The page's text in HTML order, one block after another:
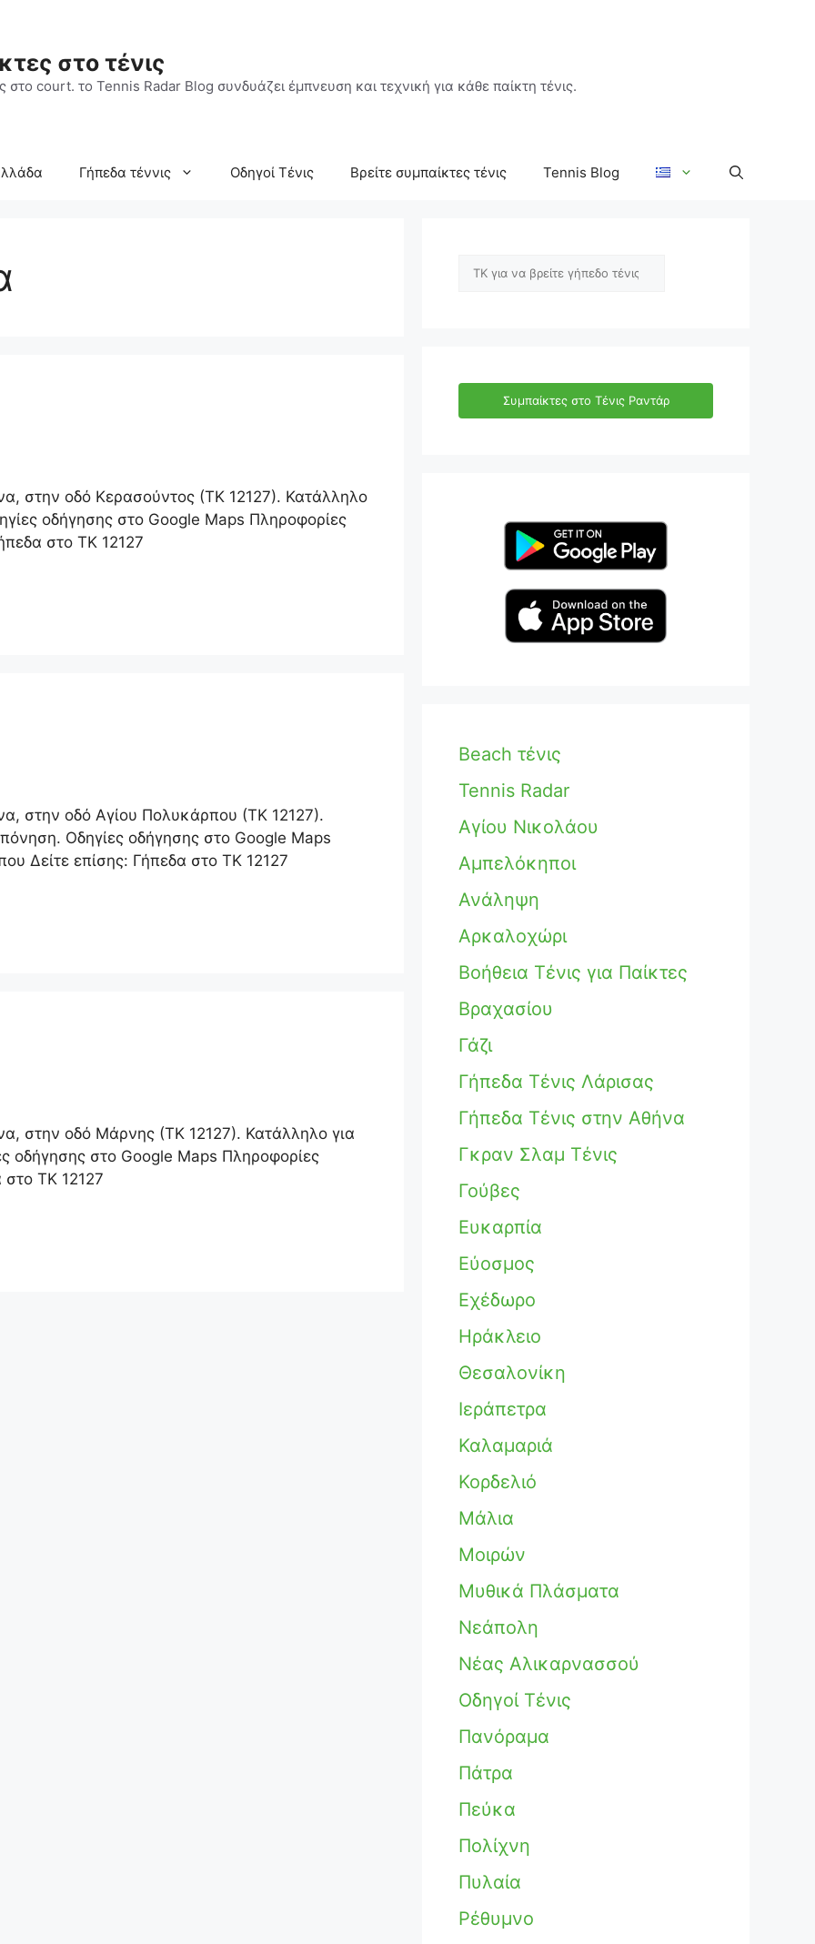
στο τένις
στο court. το Tennis Radar Blog συνδυάζει έμπνευση και τεχνική για κάθε παίκτη τένις.
Γήπεδα τέννις Οδηγοί Τένις Βρείτε συμπαίκτες τένις Tennis Blog
στην οδό Κερασούντος (ΤΚ 12127). Κατάλληλο
οδήγησης στο Google Maps Πληροφορίες
στο ΤΚ 12127
στην οδό Αγίου Πολυκάρπου (ΤΚ 12127).
Οδηγίες οδήγησης στο Google Maps
Δείτε επίσης: Γήπεδα στο ΤΚ 12127
στην οδό Μάρνης (ΤΚ 12127). Κατάλληλο για
οδήγησης στο Google Maps Πληροφορίες
στο ΤΚ 12127
Αναζήτηση
Συμπαίκτες στο Τένις Ραντάρ
Beach τένις
Tennis Radar
Αγίου Νικολάου
Αμπελόκηποι
Ανάληψη
Αρκαλοχώρι
Βοήθεια Τένις για Παίκτες
Βραχασίου
Γάζι
Γήπεδα Τένις Λάρισας
Γήπεδα Τένις στην Αθήνα
Γκραν Σλαμ Τένις
Γούβες
Ευκαρπία
Εύοσμος
Εχέδωρο
Ηράκλειο
Θεσαλονίκη
Ιεράπετρα
Καλαμαριά
Κορδελιό
Μάλια
Μοιρών
Μυθικά Πλάσματα
Νεάπολη
Νέας Αλικαρνασσού
Οδηγοί Τένις
Πανόραμα
Πάτρα
Πεύκα
Πολίχνη
Πυλαία
Ρέθυμνο